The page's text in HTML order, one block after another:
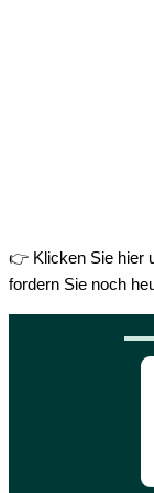
👉 Klicken Sie hier
fordern Sie noch